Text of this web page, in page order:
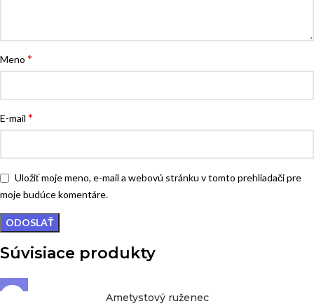
Meno *
E-mail *
Uložiť moje meno, e-mail a webovú stránku v tomto prehliadači pre
moje budúce komentáre.
Súvisiace produkty
Ametystový ruženec